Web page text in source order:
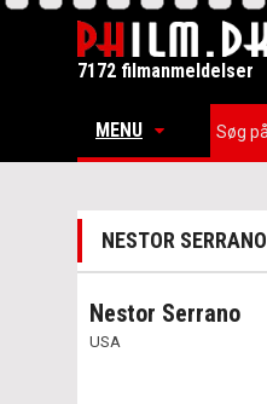
7172 filmanmeldelser
MENU
NESTOR SERRANO
Nestor Serrano
USA